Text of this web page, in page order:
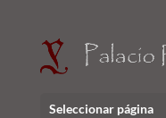
Seleccionar página